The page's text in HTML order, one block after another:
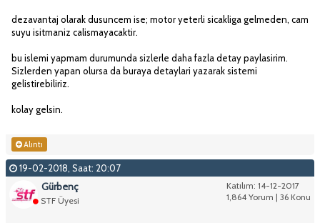
dezavantaj olarak dusuncem ise; motor yeterli sicakliga gelmeden, cam
suyu isitmaniz calismayacaktir.
bu islemi yapmam durumunda sizlerle daha fazla detay paylasirim.
Sizlerden yapan olursa da buraya detaylari yazarak sistemi
gelistirebiliriz.
kolay gelsin.
Alıntı
19-02-2018, Saat: 20:07
Katılım: 14-12-2017
1,864 Yorum | 36 Konu
Gürbenç
STF Üyesi